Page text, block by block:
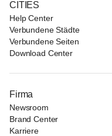
CITIES
Help Center
Verbundene Städte
Verbundene Seiten
Download Center
Firma
Newsroom
Brand Center
Karriere